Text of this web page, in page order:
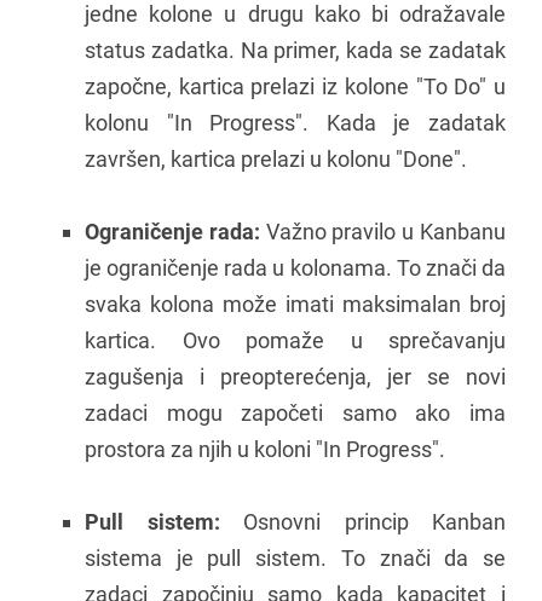
jedne kolone u drugu kako bi odražavale
status zadatka. Na primer, kada se zadatak
započne, kartica prelazi iz kolone "To Do" u
kolonu "In Progress". Kada je zadatak
završen, kartica prelazi u kolonu "Done".
Ograničenje rada: Važno pravilo u Kanbanu
je ograničenje rada u kolonama. To znači da
svaka kolona može imati maksimalan broj
kartica. Ovo pomaže u sprečavanju
zagušenja i preopterećenja, jer se novi
zadaci mogu započeti samo ako ima
prostora za njih u koloni "In Progress".
Pull sistem: Osnovni princip Kanban
sistema je pull sistem. To znači da se
zadaci započinju samo kada kapacitet i